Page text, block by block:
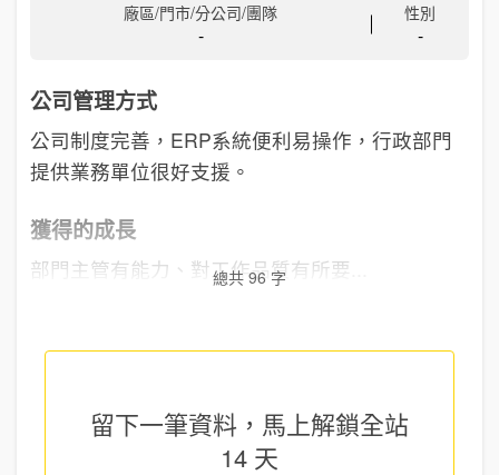
廠區/門市/分公司/團隊
-
性別
-
公司管理方式
公司制度完善，ERP系統便利易操作，行政部門
提供業務單位很好支援。
獲得的成長
部門主管有能力、對工作品質有所要...
總共 96 字
留下一筆資料，馬上解鎖全站
14 天